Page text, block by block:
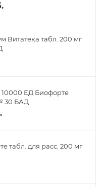
Витатека табл. 200 мг
ЕД Биофорте
30 БАД
табл. для расс. 200 мг